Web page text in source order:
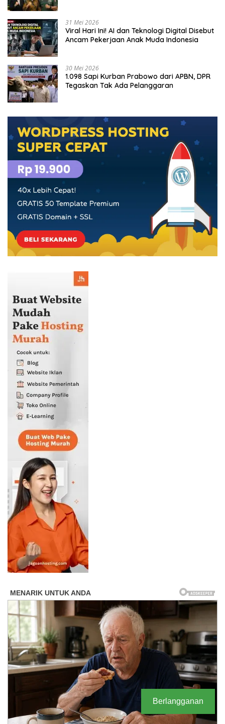
31 Mei 2026
Viral Hari Ini! AI dan Teknologi Digital Disebut
Ancam Pekerjaan Anak Muda Indonesia
30 Mei 2026
1.098 Sapi Kurban Prabowo dari APBN, DPR
Tegaskan Tak Ada Pelanggaran
Berlangganan